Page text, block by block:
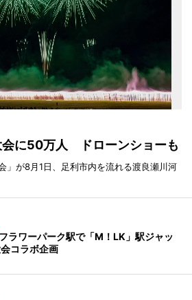
会に50万人 ドローンショーも
」が8月1日、足利市内を流れる渡良瀬川河
ラワーパーク駅で「M！LK」駅ジャッ
コラボ企画